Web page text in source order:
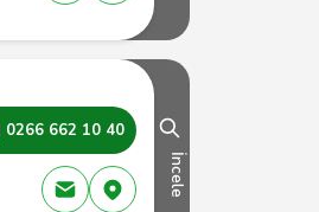
0266 662 10 40
İncele